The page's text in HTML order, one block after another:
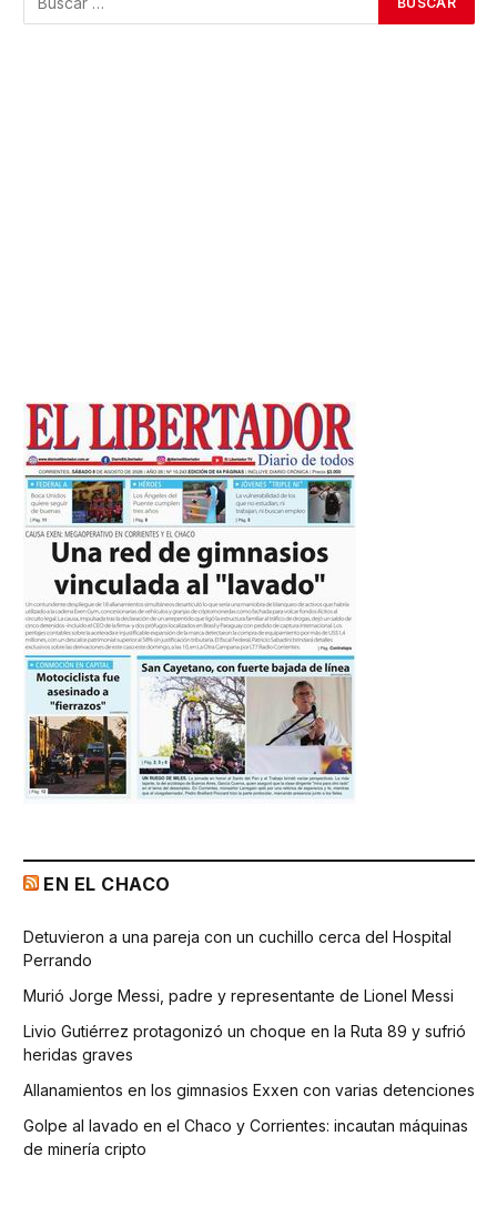
EN EL CHACO
Detuvieron a una pareja con un cuchillo cerca del Hospital
Perrando
Murió Jorge Messi, padre y representante de Lionel Messi
Livio Gutiérrez protagonizó un choque en la Ruta 89 y sufrió
heridas graves
Allanamientos en los gimnasios Exxen con varias detenciones
Golpe al lavado en el Chaco y Corrientes: incautan máquinas
de minería cripto